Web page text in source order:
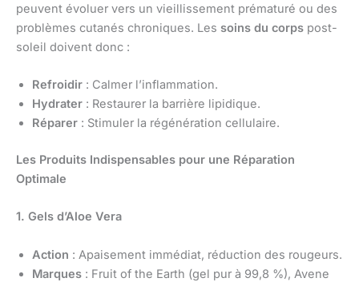
peuvent évoluer vers un vieillissement prématuré ou des
problèmes cutanés chroniques. Les soins du corps post-
soleil doivent donc :
Refroidir : Calmer l’inflammation.
Hydrater : Restaurer la barrière lipidique.
Réparer : Stimuler la régénération cellulaire.
Les Produits Indispensables pour une Réparation
Optimale
1. Gels d’Aloe Vera
Action : Apaisement immédiat, réduction des rougeurs.
Marques : Fruit of the Earth (gel pur à 99,8 %), Avene